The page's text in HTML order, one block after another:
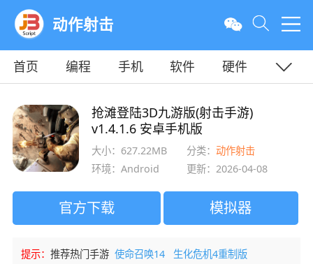
动作射击
首页 编程 手机 软件
硬件
抢滩登陆3D九游版(射击手游)
v1.4.1.6 安卓手机版
大小：627.22MB 分类：动作射击
环境：Android
更新：2026-04-08
官方下载 模拟器
提示： 推荐热门手游 使命召唤14 生化危机4重制版